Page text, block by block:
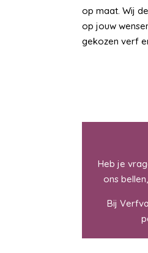
op maat. Wij
op jouw
gekozen verf
Heb je
ons
Bij